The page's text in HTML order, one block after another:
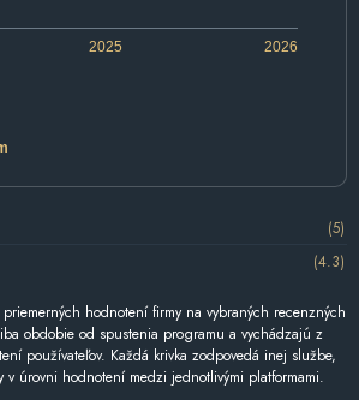
2025 2026
(5)
(4.3)
hodnotení firmy na vybraných recenzných
obdobie od spustenia programu a vychádzajú z
používateľov. Každá krivka zodpovedá inej službe,
úrovni hodnotení medzi jednotlivými platformami.